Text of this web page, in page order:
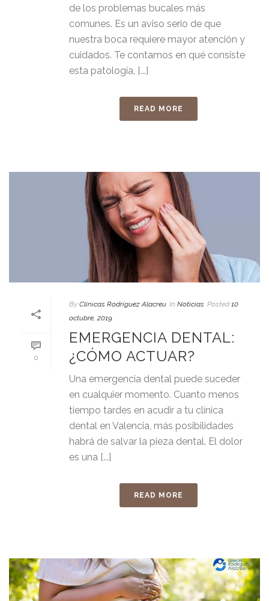
de los problemas bucales más
comunes. Es un aviso serio de que
nuestra boca requiere mayor atención y
cuidados. Te contamos en qué consiste
esta patología, [...]
READ MORE
0
By Clínicas Rodríguez Alacreu In Noticias Posted 10
octubre, 2019
EMERGENCIA DENTAL:
¿CÓMO ACTUAR?
Una emergencia dental puede suceder
en cualquier momento. Cuanto menos
tiempo tardes en acudir a tu clínica
dental en Valencia, más posibilidades
habrá de salvar la pieza dental. El dolor
es una [...]
READ MORE